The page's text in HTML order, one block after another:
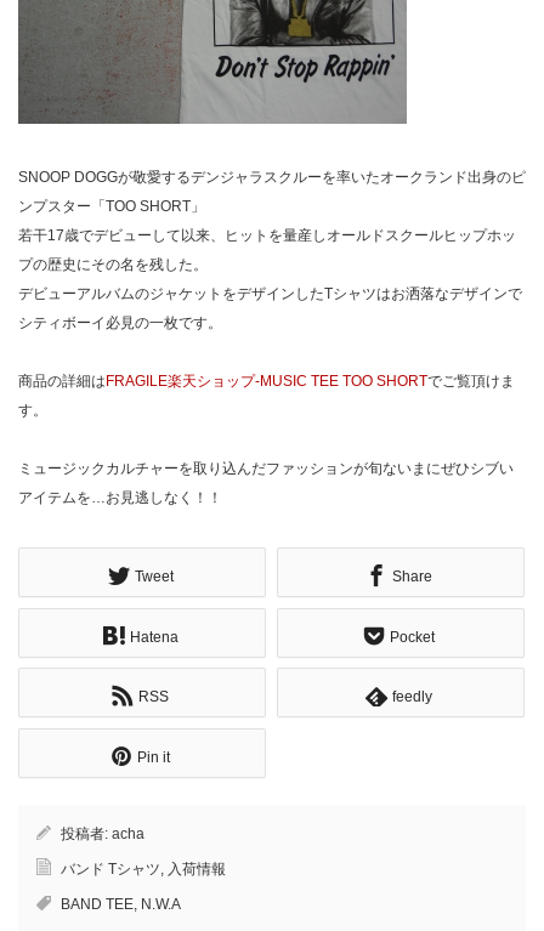
SNOOP DOGGが敬愛するデンジャラスクルーを率いたオークランド出身のピ
ンプスター「TOO SHORT」
若干17歳でデビューして以来、ヒットを量産しオールドスクールヒップホッ
プの歴史にその名を残した。
デビューアルバムのジャケットをデザインしたTシャツはお洒落なデザインで
シティボーイ必見の一枚です。
商品の詳細は FRAGILE楽天ショップ-MUSIC TEE TOO SHORTでご覧頂けま
す。
ミュージックカルチャーを取り込んだファッションが旬ないまにぜひシブい
アイテムを…お見逃しなく！！
Tweet Share
Hatena Pocket
RSS feedly
Pin it
投稿者: acha
バンド Tシャツ, 入荷情報
BAND TEE, N.W.A